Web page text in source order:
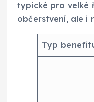
typické pro velké
občerstvení, ale i
Typ